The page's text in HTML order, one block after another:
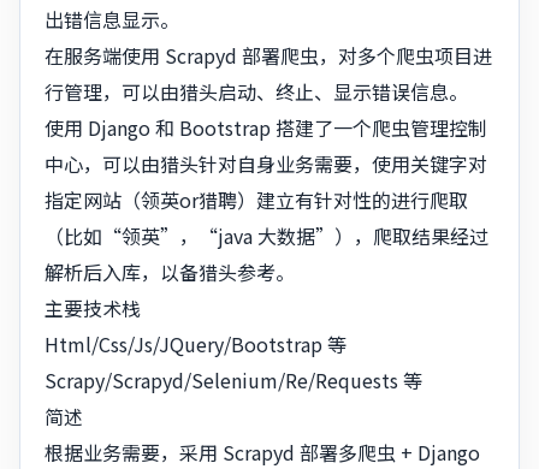
出错信息显示。
在服务端使用 Scrapyd 部署爬虫，对多个爬虫项目进
行管理，可以由猎头启动、终止、显示错误信息。
使用 Django 和 Bootstrap 搭建了一个爬虫管理控制
中心，可以由猎头针对自身业务需要，使用关键字对
指定网站（领英or猎聘）建立有针对性的进行爬取
（比如“领英”，“java 大数据”），爬取结果经过
解析后入库，以备猎头参考。
主要技术栈
Html/Css/Js/JQuery/Bootstrap 等
Scrapy/Scrapyd/Selenium/Re/Requests 等
简述
根据业务需要，采用 Scrapyd 部署多爬虫 + Django